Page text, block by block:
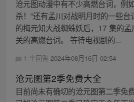
沧元图动漫中有不少高燃台词，例
杀！”还有孟川对战明月时的一些
的梅元知大战蜘蛛妖后，17 集的
关的高燃台词。 等待电视剧的...
1 个回答 2024年08月16日 02:54
沧元图第2季免费大全
目前尚未有确切的沧元图第二季免